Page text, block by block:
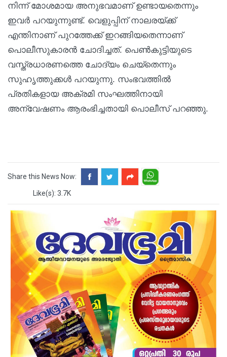
നിന്ന് മോശമായ അനുഭവമാണ് ഉണ്ടായതെന്നും
ഇവര്‍ പറയുന്നുണ്ട്. വെളുപ്പിന് നാലരയ്ക്ക്
എന്തിനാണ് പുറത്തേക്ക് ഇറങ്ങിയതെന്നാണ്
പൊലീസുകാരന്‍ ചോദിച്ചത്. പെണ്‍കുട്ടിയുടെ
വസ്ത്രധാരണത്തെ ചോദ്യം ചെയ്‌തെന്നും
സുഹൃത്തുക്കള്‍ പറയുന്നു. സംഭവത്തില്‍
പ്രതികളായ അക്രമി സംഘത്തിനായി
അന്വേഷണം ആരംഭിച്ചതായി പൊലീസ് പറഞ്ഞു.
Share this News Now:
Like(s): 3.7K